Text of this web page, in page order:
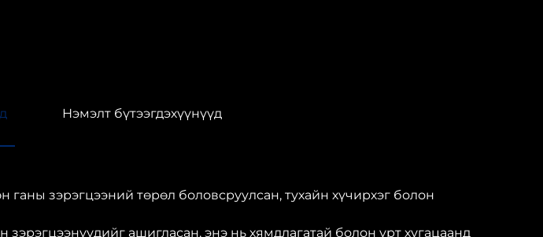
Нэмэлт бүтээгдэхүүнүүд
зэрэгцээний төрөл боловсруулсан, тухайн хүчирхэг болон
ашигласан, энэ нь хямдлагатай болон урт хугацаанд